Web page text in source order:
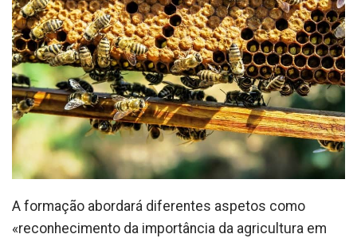
A formação abordará diferentes aspetos como
«reconhecimento da importância da agricultura em